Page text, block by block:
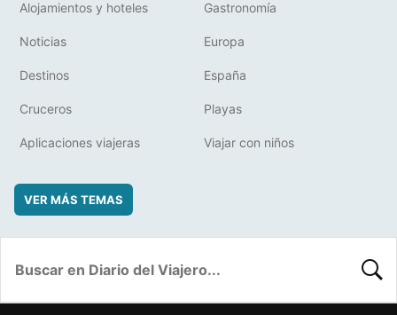
Alojamientos y hoteles Gastronomía
Noticias Europa
Destinos España
Cruceros Playas
Aplicaciones viajeras Viajar con niños
VER MÁS TEMAS